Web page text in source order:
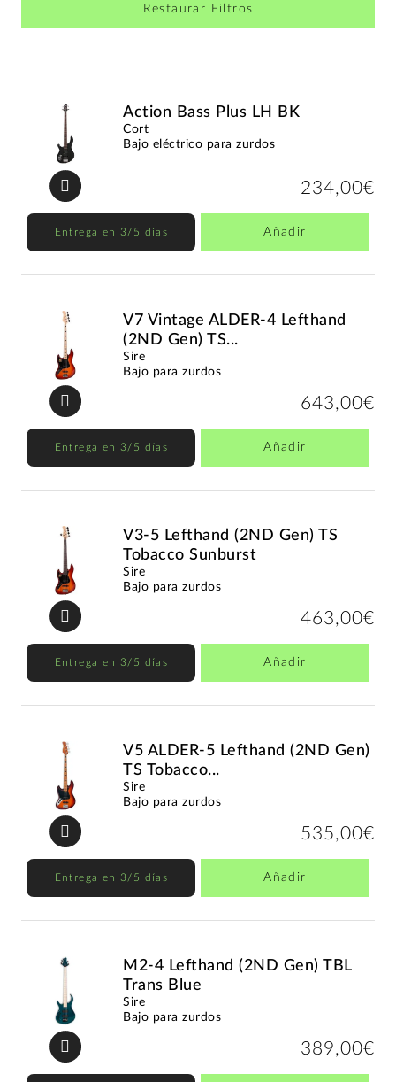
Restaurar Filtros
Action Bass Plus LH BK
Cort
Bajo eléctrico para zurdos
234,00€
Entrega en 3/5 días Añadir
V7 Vintage ALDER-4 Lefthand
(2ND Gen) TS...
Sire
Bajo para zurdos
643,00€
Entrega en 3/5 días Añadir
V3-5 Lefthand (2ND Gen) TS
Tobacco Sunburst
Sire
Bajo para zurdos
463,00€
Entrega en 3/5 días Añadir
V5 ALDER-5 Lefthand (2ND Gen)
TS Tobacco...
Sire
Bajo para zurdos
535,00€
Entrega en 3/5 días Añadir
M2-4 Lefthand (2ND Gen) TBL
Trans Blue
Sire
Bajo para zurdos
389,00€